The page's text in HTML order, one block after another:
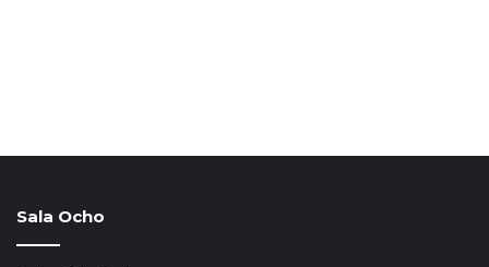
Sala Ocho